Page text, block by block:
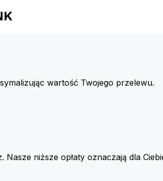
wartość Twojego przelewu.
Nasze niższe opłaty oznaczają dla